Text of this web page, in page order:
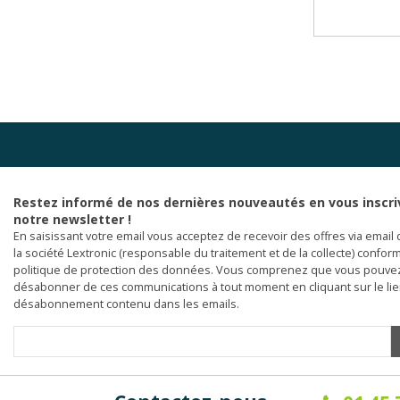
Restez informé de nos dernières nouveautés en vous
notre newsletter !
En saisissant votre email vous acceptez de recevoir des offres via email
la société Lextronic (responsable du traitement et de la collecte)
politique de protection des données. Vous comprenez que vous
désabonner de ces communications à tout moment en cliquant sur le
désabonnement contenu dans les emails.